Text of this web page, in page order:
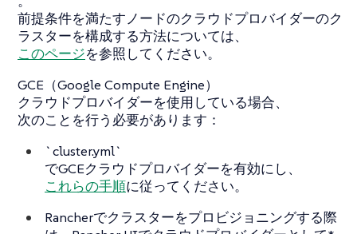
前提条件を満たすノードのクラウドプロバイダーのク
ラスターを構成する方法については、
このページを参照してください。
GCE（Google Compute Engine）
クラウドプロバイダーを使用している場合、
次のことを行う必要があります：
`cluster.yml`
でGCEクラウドプロバイダーを有効にし、
これらの手順に従ってください。
Rancherでクラスターをプロビジョニングする際